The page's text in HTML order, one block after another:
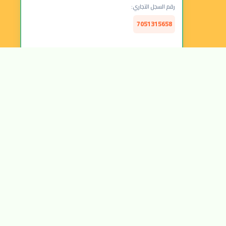
رقم السجل التجاري:
7051315658